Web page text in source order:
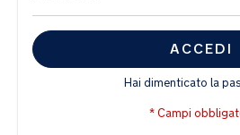
ACCEDI
Hai dimenticato la